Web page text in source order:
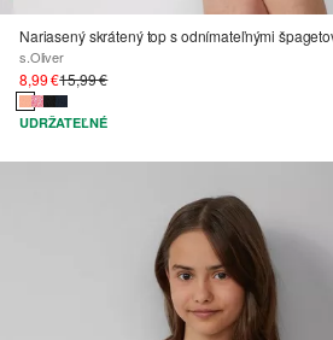
s.Oliver
8,99 €15,99 €
UDRŽATEĽNÉ